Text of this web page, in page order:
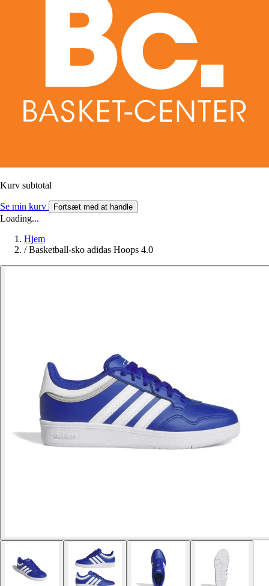
Kurv subtotal
Se min kurv Fortsæt med at handle
Loading...
Hjem
/ Basketball-sko adidas Hoops 4.0